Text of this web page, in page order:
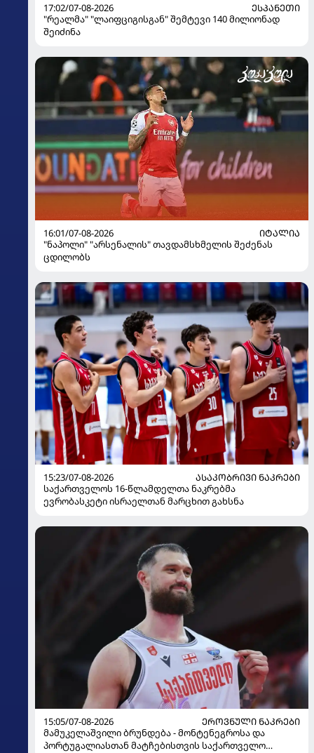
17:02/07-08-2026
ᲔᲡᲞᲐᲜᲔᲗᲘ
"რეალმა" "ლაიფციგისგან" შემტევი 140 მილიონად
შეიძინა
16:01/07-08-2026
ᲘᲢᲐᲚᲘᲐ
"ნაპოლი" "არსენალის" თავდამსხმელის შეძენას
ცდილობს
15:23/07-08-2026
ᲐᲡᲐᲙᲝᲑᲠᲘᲕᲘ ᲜᲐᲙᲠᲔᲑᲘ
საქართველოს 16-წლამდელთა ნაკრებმა
ევრობასკეტი ისრაელთან მარცხით გახსნა
15:05/07-08-2026
ᲔᲠᲝᲕᲜᲣᲚᲘ ᲜᲐᲙᲠᲔᲑᲘ
მამუკელაშვილი ბრუნდება - მონტენეგროსა და
პორტუგალიასთან მატჩებისთვის საქართველო